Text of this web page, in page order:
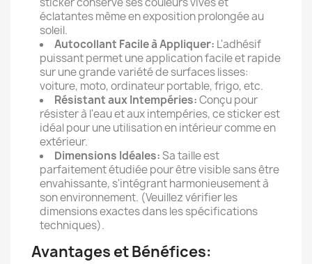
éclatantes même en exposition prolongée au
soleil.
Autocollant Facile à Appliquer: L'adhésif
puissant permet une application facile et rapide
sur une grande variété de surfaces lisses:
voiture, moto, ordinateur portable, frigo, etc.
Résistant aux Intempéries:Conçu pour
résister à l'eau et aux intempéries, ce sticker est
idéal pour une utilisation en intérieur comme en
extérieur.
Dimensions Idéales:Sa taille est
parfaitement étudiée pour être visible sans être
envahissante, s'intégrant harmonieusement à
son environnement. (Veuillez vérifier les
dimensions exactes dans les spécifications
techniques).
Avantages et Bénéfices: